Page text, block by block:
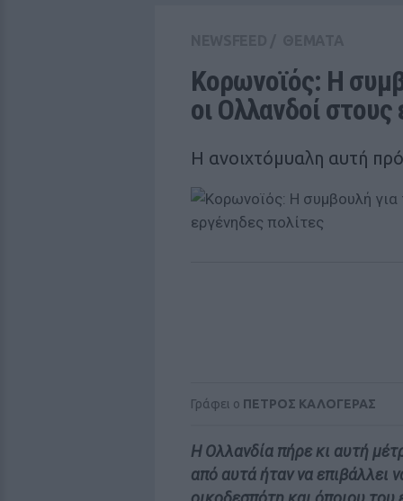
Κορωνοϊός: Η
οι Ολλανδοί
Η ανοιχτόμυαλη αυτή
Γράφει ο ΠΕΤΡΟΣ ΚΑΛΟΓΕΡΑΣ
Η Ολλανδία πήρε κι αυτή
από αυτά ήταν να επιβάλλει